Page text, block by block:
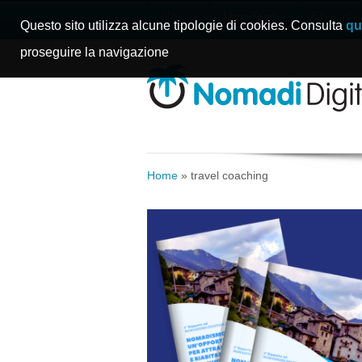
Home Manifesto Storie
Home » travel coaching
Questo sito utilizza alcune tipologie di cookies. Consulta
proseguire la navigazione